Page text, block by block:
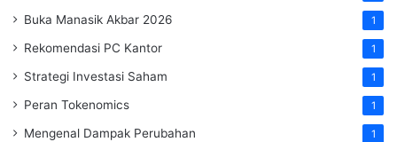
Buka Manasik Akbar 2026 1
Rekomendasi PC Kantor 1
Strategi Investasi Saham 1
Peran Tokenomics 1
Mengenal Dampak Perubahan 1